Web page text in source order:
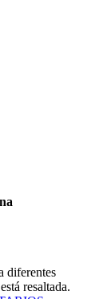
diferentes
resaltada.